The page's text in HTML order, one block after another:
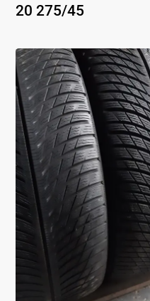
20 275/45